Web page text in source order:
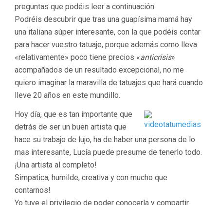
preguntas que podéis leer a continuación.
Podréis descubrir que tras una guapísima mamá hay
una italiana súper interesante, con la que podéis contar
para hacer vuestro tatuaje, porque además como lleva
«relativamente» poco tiene precios «anticrisis»
acompañados de un resultado excepcional, no me
quiero imaginar la maravilla de tatuajes que hará cuando
lleve 20 años en este mundillo.
Hoy día, que es tan importante que
detrás de ser un buen artista que
hace su trabajo de lujo, ha de haber una persona de lo
mas interesante, Lucía puede presume de tenerlo todo.
¡Una artista al completo!
Simpatica, humilde, creativa y con mucho que
contarnos!
Yo tuve el privilegio de poder conocerla y compartir